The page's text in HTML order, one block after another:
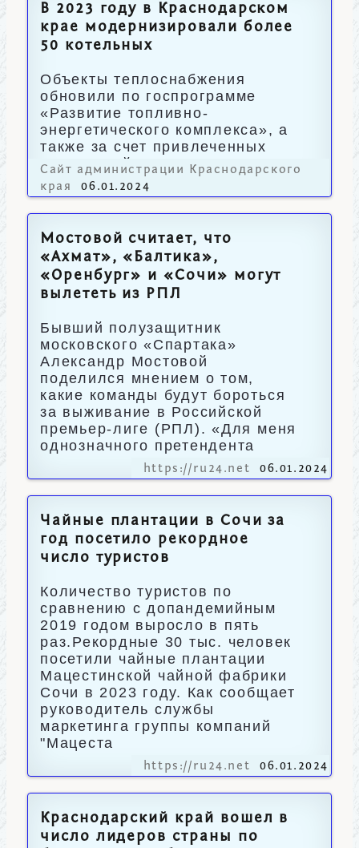
В 2023 году в Краснодарском
крае модернизировали более
50 котельных
Объекты теплоснабжения
обновили по госпрограмме
«Развитие топливно-
энергетического комплекса», а
также за счет привлеченных
инвестиций.
Сайт администрации Краснодарского
края
06.01.2024
Мостовой считает, что
«Ахмат», «Балтика»,
«Оренбург» и «Сочи» могут
вылететь из РПЛ
Бывший полузащитник
московского «Спартака»
Александр Мостовой
поделился мнением о том,
какие команды будут бороться
за выживание в Российской
премьер-лиге (РПЛ). «Для меня
однозначного претендента
https://ru24.net 06.01.2024
Чайные плантации в Сочи за
год посетило рекордное
число туристов
Количество туристов по
сравнению с допандемийным
2019 годом выросло в пять
раз.Рекордные 30 тыс. человек
посетили чайные плантации
Мацестинской чайной фабрики
Сочи в 2023 году. Как сообщает
руководитель службы
маркетинга группы компаний
"Мацеста
https://ru24.net 06.01.2024
Краснодарский край вошел в
число лидеров страны по